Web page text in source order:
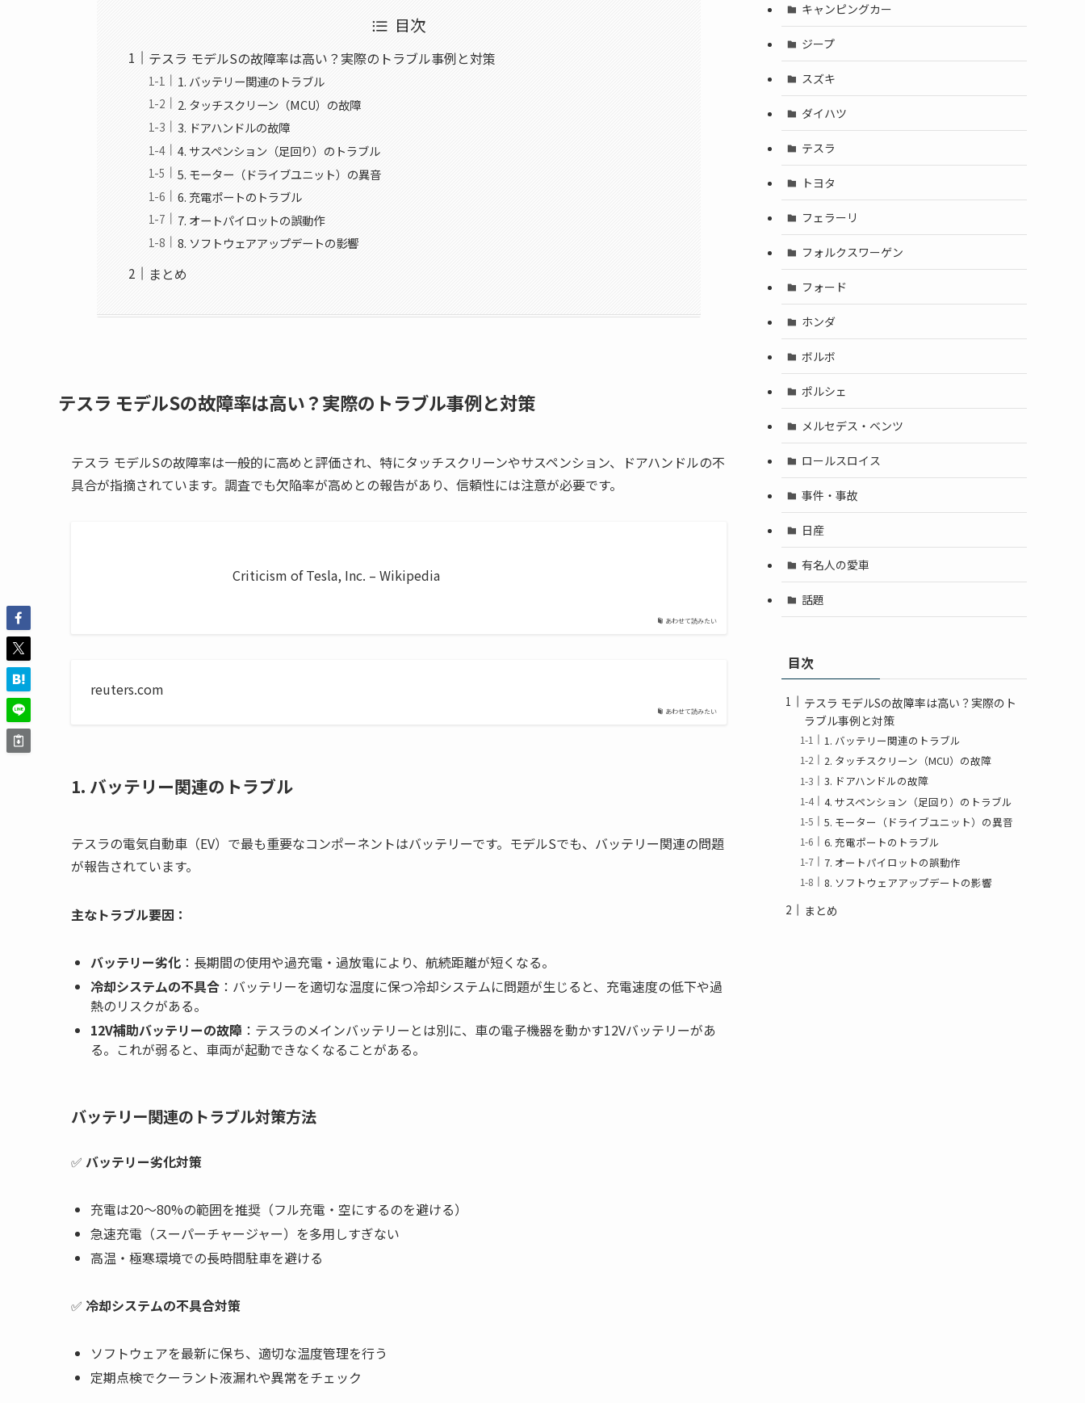
目次
テスラ モデルSの故障率は高い？実際のトラブル事例と対策
1. バッテリー関連のトラブル
2. タッチスクリーン（MCU）の故障
3. ドアハンドルの故障
4. サスペンション（足回り）のトラブル
5. モーター（ドライブユニット）の異音
6. 充電ポートのトラブル
7. オートパイロットの誤動作
8. ソフトウェアアップデートの影響
まとめ
テスラ モデルSの故障率は高い？実際のトラブル事例と対策
テスラ モデルSの故障率は一般的に高めと評価され、特にタッチスクリーンやサスペンション、ドアハンドルの不
具合が指摘されています。調査でも欠陥率が高めとの報告があり、信頼性には注意が必要です。
あわせて読みたい
Criticism of Tesla, Inc. – Wikipedia
あわせて読みたい
reuters.com
1. バッテリー関連のトラブル
テスラの電気自動車（EV）で最も重要なコンポーネントはバッテリーです。モデルSでも、バッテリー関連の問題
が報告されています。
主なトラブル要因：
バッテリー劣化 ：長期間の使用や過充電・過放電により、航続距離が短くなる。
冷却システムの不具合 ：バッテリーを適切な温度に保つ冷却システムに問題が生じると、充電速度の低下や過
熱のリスクがある。
12V補助バッテリーの故障 ：テスラのメインバッテリーとは別に、車の電子機器を動かす12Vバッテリーがあ
る。これが弱ると、車両が起動できなくなることがある。
バッテリー関連のトラブル対策方法
✅ バッテリー劣化対策
充電は20〜80%の範囲を推奨（フル充電・空にするのを避ける）
急速充電（スーパーチャージャー）を多用しすぎない
高温・極寒環境での長時間駐車を避ける
✅ 冷却システムの不具合対策
ソフトウェアを最新に保ち、適切な温度管理を行う
定期点検でクーラント液漏れや異常をチェック
キャンピングカー
ジープ
スズキ
ダイハツ
テスラ
トヨタ
フェラーリ
フォルクスワーゲン
フォード
ホンダ
ボルボ
ポルシェ
メルセデス・ベンツ
ロールスロイス
事件・事故
日産
有名人の愛車
話題
目次
テスラ モデルSの故障率は高い？実際のト
ラブル事例と対策
1. バッテリー関連のトラブル
2. タッチスクリーン（MCU）の故障
3. ドアハンドルの故障
4. サスペンション（足回り）のトラブル
5. モーター（ドライブユニット）の異音
6. 充電ポートのトラブル
7. オートパイロットの誤動作
8. ソフトウェアアップデートの影響
まとめ